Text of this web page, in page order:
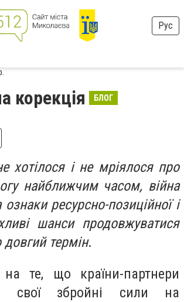
Рус
корекція БЛОГ
хотілося і не мріялося про
найближчим часом, війна
ресурсно-позиційної і
шанси продовжуватися
термін.
на те, що країни-партнери
свої збройні сили на